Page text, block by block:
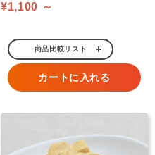
¥1,100 ～
商品比較リスト
カートに入れる